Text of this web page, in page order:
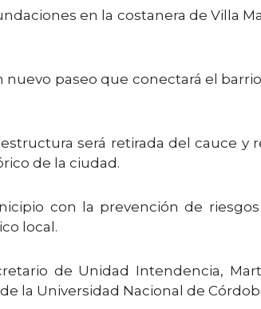
en la costanera de Villa
paseo que conectará el
será retirada del cauce y
de la ciudad.
con la prevención de
local.
de Unidad Intendencia,
la Universidad Nacional de